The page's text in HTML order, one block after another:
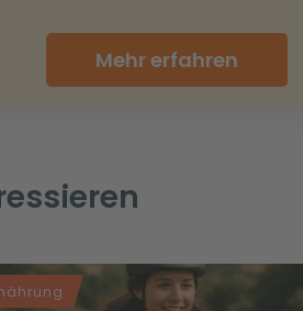
Mehr erfahren